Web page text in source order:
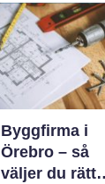
Byggfirma i
Örebro – så
väljer du rätt